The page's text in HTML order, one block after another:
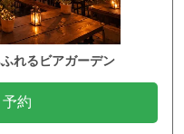
れるビアガーデン
約